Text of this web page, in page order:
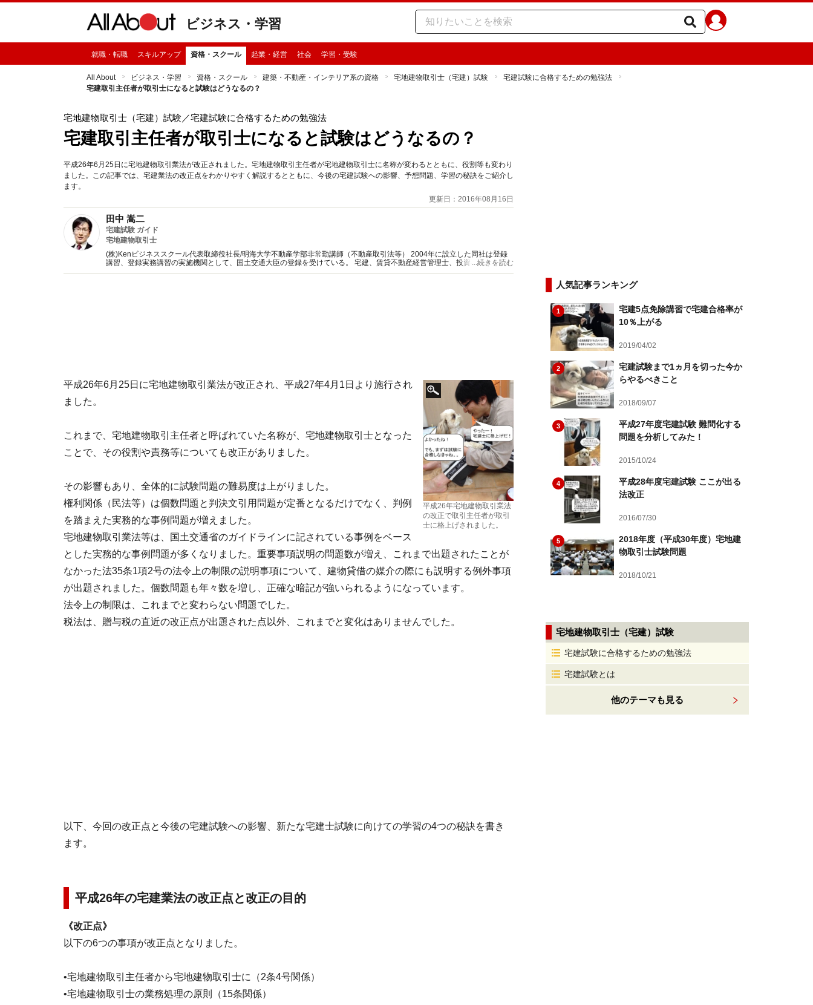
ビジネス・学習
就職・転職 スキルアップ 資格・スクール 起業・経営 社会 学習・受験
All About ビジネス・学習 資格・スクール 建築・不動産・インテリア系の資格 宅地建物取引士（宅建）試験
宅建試験に合格するための勉強法
宅建取引主任者が取引士になると試験はどうなるの？
宅地建物取引士（宅建）試験 ／宅建試験に合格するための勉強法
宅建取引主任者が取引士になると試験はどうなるの？
平成26年6月25日に宅地建物取引業法が改正されました。宅地建物取引主任者が宅地建物取引士に名称が変わるとともに、役割等も変わり
ました。この記事では、宅建業法の改正点をわかりやすく解説するとともに、今後の宅建試験への影響、予想問題、学習の秘訣をご紹介し
ます。
更新日：2016年08月16日
田中 嵩二
宅建試験 ガイド
宅地建物取引士
(株)Kenビジネススクール代表取締役社長/明海大学不動産学部非常勤講師（不動産取引法等） 2004年に設立した同社は登録
講習、登録実務講習の実施機関として、国土交通大臣の登録を受けている。 宅建、賃貸不動産経営管理士、投資不動産販売
員等、テキストなど多くを執筆し、企業研修の講師としても幅広く活躍している。
...続きを読む
平成26年宅地建物取引業法
の改正で取引主任者が取引
士に格上げされました。
平成26年6月25日に宅地建物取引業法が改正され、平成27年4月1日より施行され
ました。
これまで、宅地建物取引主任者と呼ばれていた名称が、宅地建物取引士となった
ことで、その役割や責務等についても改正がありました。
その影響もあり、全体的に試験問題の難易度は上がりました。
権利関係（民法等）は個数問題と判決文引用問題が定番となるだけでなく、判例
を踏まえた実務的な事例問題が増えました。
宅地建物取引業法等は、国土交通省のガイドラインに記されている事例をベース
とした実務的な事例問題が多くなりました。重要事項説明の問題数が増え、これまで出題されたことが
なかった法35条1項2号の法令上の制限の説明事項について、建物貸借の媒介の際にも説明する例外事項
が出題されました。個数問題も年々数を増し、正確な暗記が強いられるようになっています。
法令上の制限は、これまでと変わらない問題でした。
税法は、贈与税の直近の改正点が出題された点以外、これまでと変化はありませんでした。
以下、今回の改正点と今後の宅建試験への影響、新たな宅建士試験に向けての学習の4つの秘訣を書き
ます。
平成26年の宅建業法の改正点と改正の目的
《改正点》
以下の6つの事項が改正点となりました。
•宅地建物取引主任者から宅地建物取引士に（2条4号関係）
•宅地建物取引士の業務処理の原則（15条関係）
人気記事ランキング
1
宅建5点免除講習で宅建合格率が
10％上がる
2019/04/02
2
宅建試験まで1ヵ月を切った今か
らやるべきこと
2018/09/07
3
平成27年度宅建試験 難問化する
問題を分析してみた！
2015/10/24
4
平成28年度宅建試験 ここが出る
法改正
2016/07/30
5
2018年度（平成30年度）宅地建
物取引士試験問題
2018/10/21
宅地建物取引士（宅建）試験
宅建試験に合格するための勉強法
宅建試験とは
他のテーマも見る